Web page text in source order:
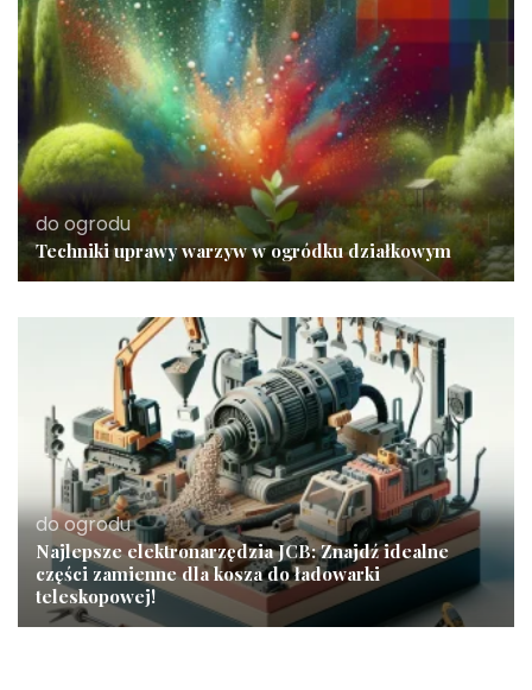
do ogrodu
Techniki uprawy warzyw w ogródku działkowym
do ogrodu
Najlepsze elektronarzędzia JCB: Znajdź idealne
części zamienne dla kosza do ładowarki
teleskopowej!